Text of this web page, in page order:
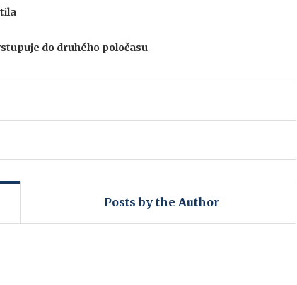
do druhého poločasu
Posts by the Author